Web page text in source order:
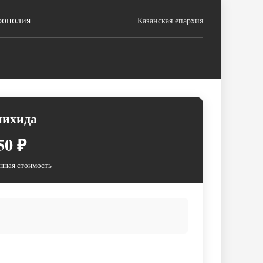
Казанская епархия
₽
стоимость